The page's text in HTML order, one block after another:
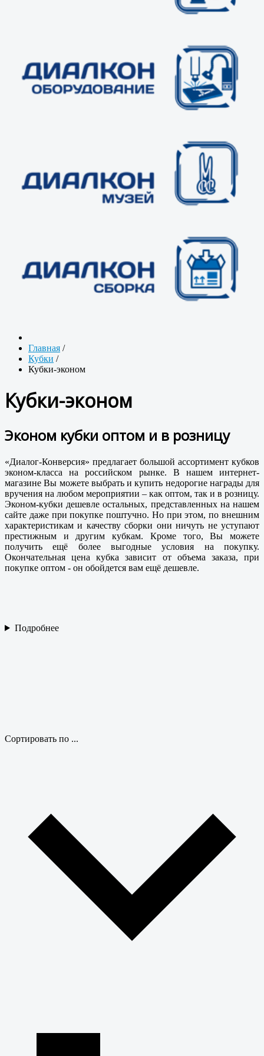
Главная /
Кубки /
Кубки-эконом
Кубки-эконом
Эконом кубки оптом и в розницу
«Диалог-Конверсия» предлагает большой ассортимент кубков
эконом-класса на российском рынке. В нашем интернет-
магазине Вы можете выбрать и купить недорогие награды для
вручения на любом мероприятии – как оптом, так и в розницу.
Эконом-кубки дешевле остальных, представленных на нашем
сайте даже при покупке поштучно. Но при этом, по внешним
характеристикам и качеству сборки они ничуть не уступают
престижным и другим кубкам. Кроме того, Вы можете
получить ещё более выгодные условия на покупку.
Окончательная цена кубка зависит от объема заказа, при
покупке оптом - он обойдется вам ещё дешевле.
Подробнее
Сортировать по ...